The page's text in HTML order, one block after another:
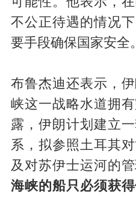
不公正待遇的情况
要手段确保国家安全。
布鲁杰迪还表示，
峡这一战略水道拥
露，伊朗计划建立
系，拟参照土耳其
及对苏伊士运河的
海峡的船只必须获